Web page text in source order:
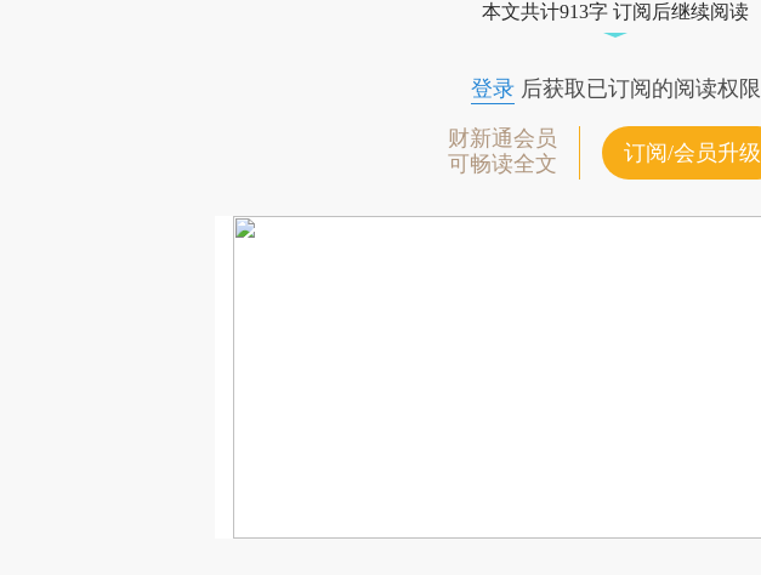
本文共计913字 订阅后继续阅读
登录后获取已订阅的阅读权限
财新通会员
可畅读全文
订阅/会员升级